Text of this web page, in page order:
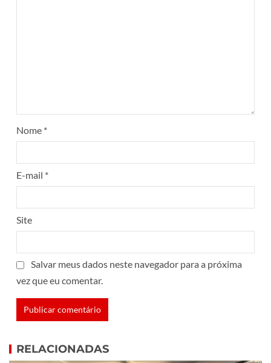
Nome *
E-mail *
Site
Salvar meus dados neste navegador para a próxima
vez que eu comentar.
RELACIONADAS